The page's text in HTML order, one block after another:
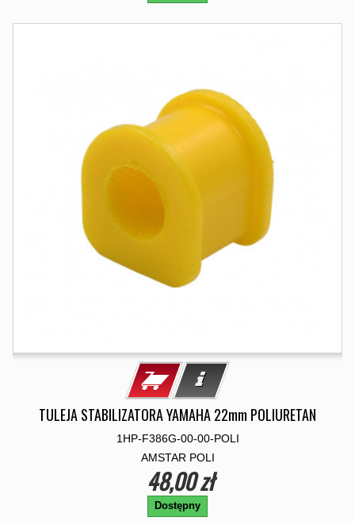
TULEJA STABILIZATORA YAMAHA 22mm POLIURETAN
1HP-F386G-00-00-POLI
AMSTAR POLI
48,00 zł
Dostępny